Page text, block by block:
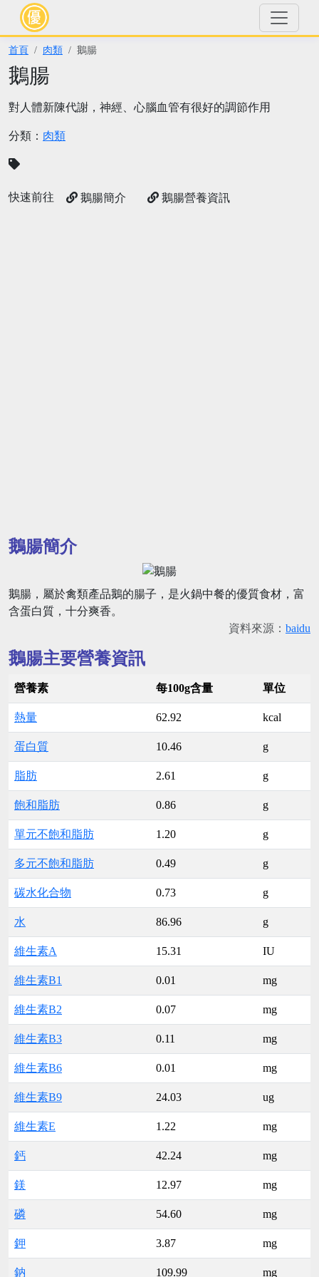
首頁 肉類 鵝腸
鵝腸
對人體新陳代謝，神經、心腦血管有很好的調節作用
分類： 肉類
快速前往 鵝腸簡介 鵝腸營養資訊
鵝腸簡介
鵝腸，屬於禽類產品鵝的腸子，是火鍋中餐的優質食材，富
含蛋白質，十分爽香。
資料來源： baidu
鵝腸主要營養資訊
營養素 每100g含量 單位
熱量 62.92 kcal
蛋白質 10.46 g
脂肪 2.61 g
飽和脂肪 0.86 g
單元不飽和脂肪 1.20 g
多元不飽和脂肪 0.49 g
碳水化合物 0.73 g
水 86.96 g
維生素A 15.31 IU
維生素B1 0.01 mg
維生素B2 0.07 mg
維生素B3 0.11 mg
維生素B6 0.01 mg
維生素B9 24.03 ug
維生素E 1.22 mg
鈣 42.24 mg
鎂 12.97 mg
磷 54.60 mg
鉀 3.87 mg
鈉 109.99 mg